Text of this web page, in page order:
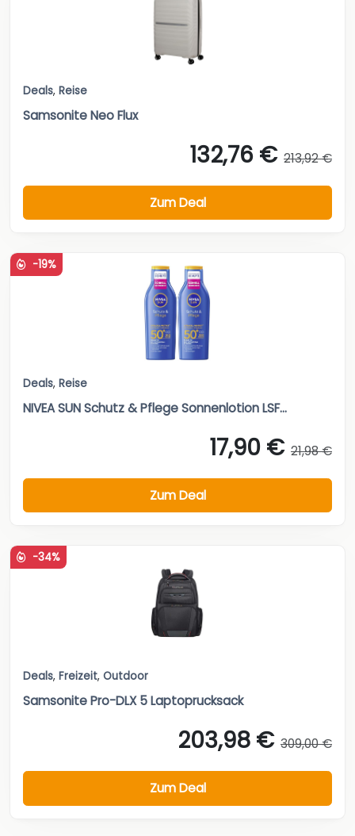
Deals, Reise
Samsonite Neo Flux
132,76 € 213,92 €
Zum Deal
-19%
Deals, Reise
NIVEA SUN Schutz & Pflege Sonnenlotion LSF...
17,90 € 21,98 €
Zum Deal
-34%
Deals, Freizeit, Outdoor
Samsonite Pro-DLX 5 Laptoprucksack
203,98 € 309,00 €
Zum Deal